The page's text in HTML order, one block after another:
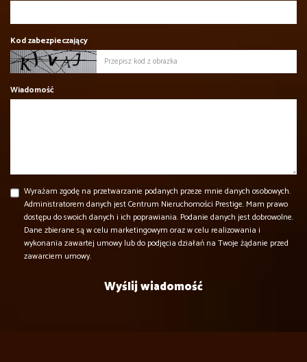
Kod zabezpieczający
Wiadomość
Wyrażam zgodę na przetwarzanie podanych przeze mnie danych osobowych.
Administratorem danych jest Centrum Nieruchomości Prestige. Mam prawo
dostępu do swoich danych i ich poprawiania. Podanie danych jest dobrowolne.
Dane zbierane są w celu marketingowym oraz w celu realizowania i
wykonania zawartej umowy lub do podjęcia działań na Twoje żądanie przed
zawarciem umowy.